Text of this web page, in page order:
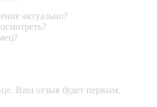
актуально?
Ваш отзыв будет первым.